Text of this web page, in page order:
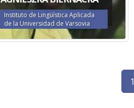
Instituto de Lingüística Aplicada
de la Universidad de Varsovia
1